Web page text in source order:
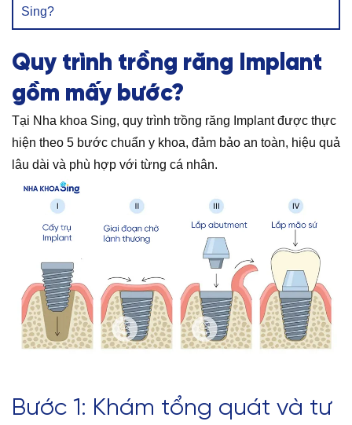
Sing?
Quy trình trồng răng Implant
gồm mấy bước?
Tại Nha khoa Sing, quy trình trồng răng Implant được thực
hiện theo 5 bước chuẩn y khoa, đảm bảo an toàn, hiệu quả
lâu dài và phù hợp với từng cá nhân.
Bước 1: Khám tổng quát và tư